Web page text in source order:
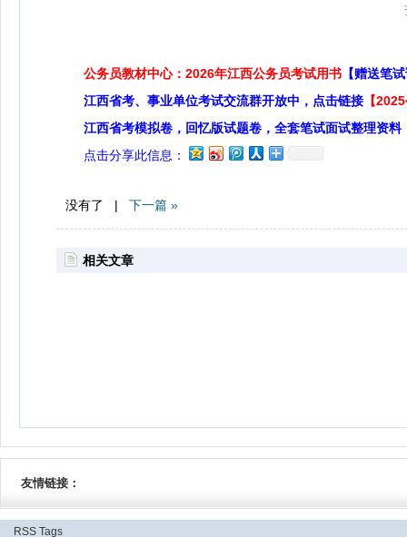
公务员教材中心：2026年江西公务员考试用书 【赠送笔
江西省考、事业单位考试交流群开放中，点击链接 【
江西省考模拟卷，回忆版试题卷，全套笔试面试整理资料
点击分享此信息：
没有了 | 下一篇 »
相关文章
友情链接：
RSS Tags